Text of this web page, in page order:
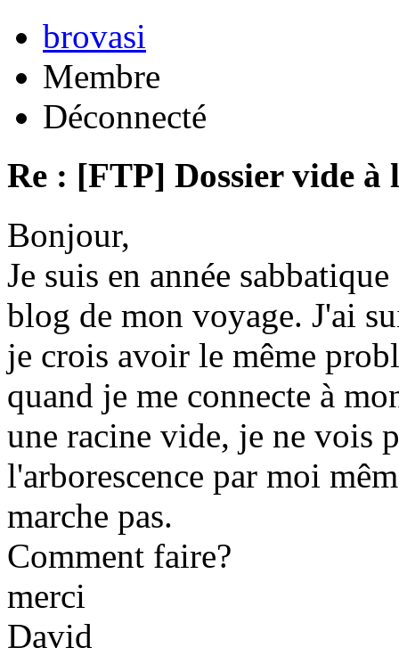
brovasi
Membre
Déconnecté
Re : [FTP] Dossier vide à
Bonjour,
Je suis en année
blog de mon voyage. J'ai
je crois avoir le même
quand je me connecte à
une racine vide, je ne vois
l'arborescence par moi
marche pas.
Comment faire?
merci
David